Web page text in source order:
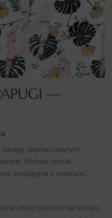
—
dopracowanym
Motyw został
współgrał z meblami,
układ planów sprawiają,